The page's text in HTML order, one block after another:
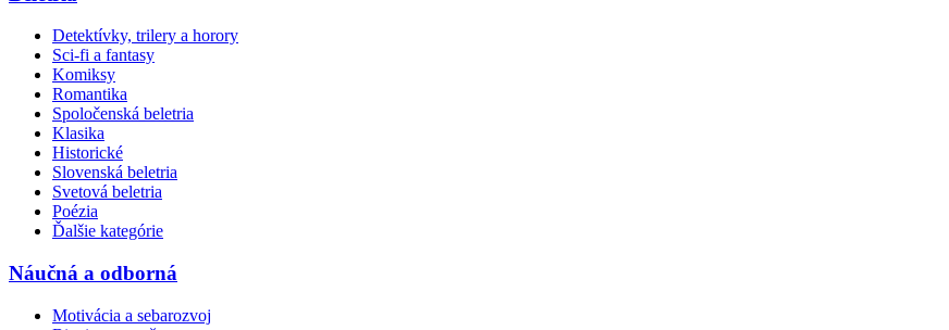
Detektívky, trilery a horory
Sci-fi a fantasy
Komiksy
Romantika
Spoločenská beletria
Klasika
Historické
Slovenská beletria
Svetová beletria
Poézia
Ďalšie kategórie
Náučná a odborná
Motivácia a sebarozvoj